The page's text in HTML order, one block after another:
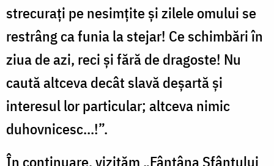
strecurați pe nesimțite și zilele omului se
restrâng ca funia la stejar! Ce schimbări în
ziua de azi, reci și fără de dragoste! Nu
caută altceva decât slavă deșartă și
interesul lor particular; altceva nimic
duhovnicesc...!”.
În continuare, vizităm „Fântâna Sfântului